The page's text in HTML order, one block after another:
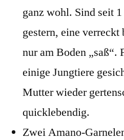
ganz wohl. Sind seit
gestern, eine
nur am Boden „saß“.
einige Jungtiere
Mutter wieder
quicklebendig.
Zwei Amano-